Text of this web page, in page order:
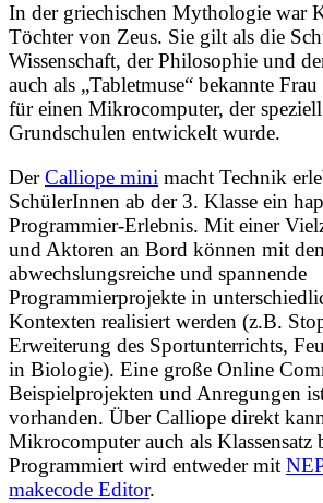
In der griechischen Mythologie war
Töchter von Zeus. Sie gilt als die
Wissenschaft, der Philosophie und
auch als „Tabletmuse“ bekannte
für einen Mikrocomputer, der
Grundschulen entwickelt wurde.
DerCalliope mini macht Technik
SchülerInnen ab der 3. Klasse ein
Programmier-Erlebnis. Mit einer
und Aktoren an Bord können mit
abwechslungsreiche und spannende
Programmierprojekte in
Kontexten realisiert werden (z.B.
Erweiterung des Sportunterrichts,
in Biologie). Eine große Online
Beispielprojekten und Anregungen
vorhanden. Über Calliope direkt
Mikrocomputer auch als Klassensatz
Programmiert wird entweder mit
makecode Editor.